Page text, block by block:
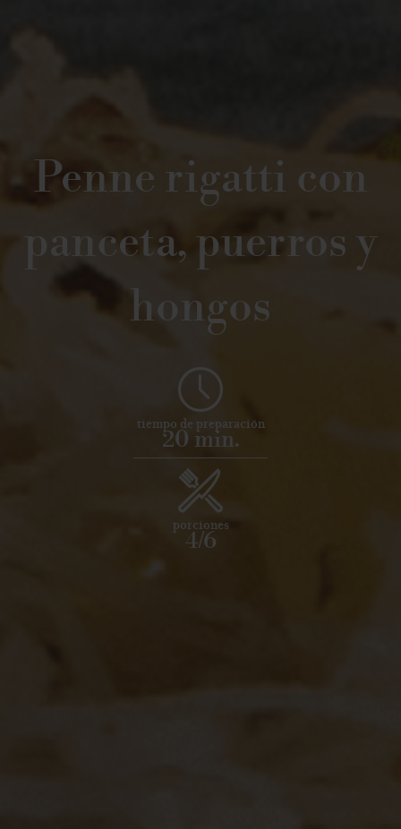
Penne rigatti con
panceta, puerros y
hongos
tiempo de preparación
20 min.
porciones
4/6